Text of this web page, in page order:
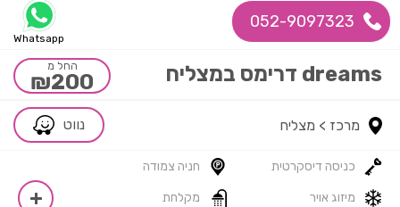
052-9097323
Whatsapp
החל מ
₪200
נווט
dreams דרימס במצליח
מרכז > מצליח
כניסה דיסקרטית חניה צמודה
מיזוג אויר מקלחת